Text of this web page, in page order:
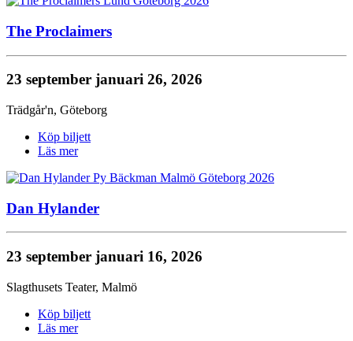
The Proclaimers
23 september januari 26, 2026
Trädgår'n, Göteborg
Köp biljett
Läs mer
Dan Hylander
23 september januari 16, 2026
Slagthusets Teater, Malmö
Köp biljett
Läs mer